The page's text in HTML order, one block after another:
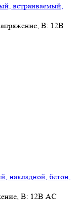
встраиваемый,
В: 12В
накладной, бетон,
В: 12В AC